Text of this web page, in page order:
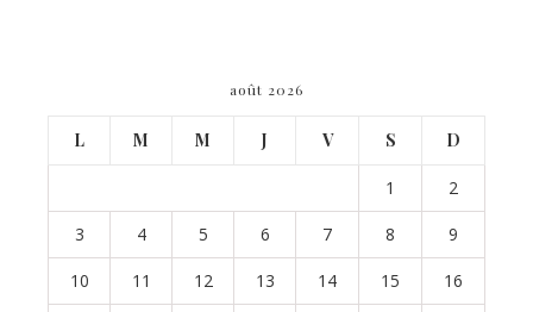
août 2026
L M M J V S D
1 2
3 4 5 6 7 8 9
10 11 12 13 14 15 16